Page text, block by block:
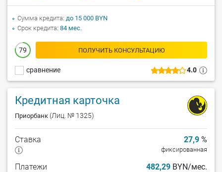
4.0
сравнение
79 ПОЛУЧИТЬ КОНСУЛЬТАЦИЮ
Сумма кредита до 15 000 BYN
Срок кредита 84 мес.
Кредитная карточка
Приорбанк (Лиц. № 1325)
Ставка 27,9 %
фиксированная
Платежи 482,29 BYN/мес.